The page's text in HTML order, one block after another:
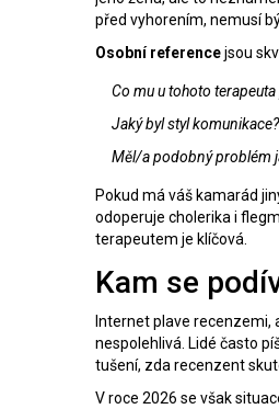
před vyhorením, nemusí
Osobní referencejsou
Co mu u tohoto
Jaký byl styl komunikace?
Měl/a podobný problém
Pokud má váš kamarád
odoperuje cholerika i
terapeutem je klíčová.
Kam se
Internet plave recenzemi,
nespolehlivá. Lidé často
tušení, zda recenzent
V roce 2026 se však